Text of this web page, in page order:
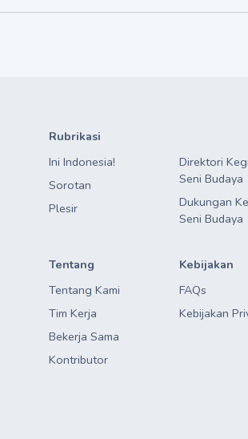
Rubrikasi
Ini Indonesia!
Sorotan
Plesir
Direktori
Seni Budaya
Dukungan
Seni Budaya
Tentang
Tentang Kami
Tim Kerja
Bekerja Sama
Kontributor
Kebijakan
FAQs
Kebijakan